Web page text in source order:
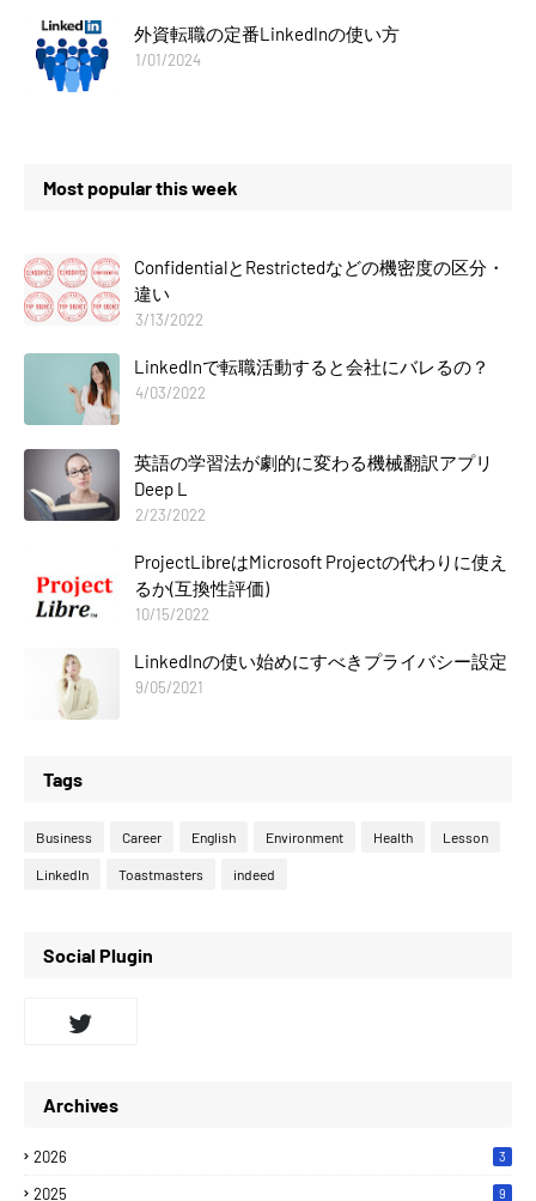
外資転職の定番LinkedInの使い方
1/01/2024
Most popular this week
ConfidentialとRestrictedなどの機密度の区分・
違い
3/13/2022
LinkedInで転職活動すると会社にバレるの？
4/03/2022
英語の学習法が劇的に変わる機械翻訳アプリ
Deep L
2/23/2022
ProjectLibreはMicrosoft Projectの代わりに使え
るか(互換性評価)
10/15/2022
LinkedInの使い始めにすべきプライバシー設定
9/05/2021
Tags
Business Career English Environment Health Lesson
LinkedIn Toastmasters indeed
Social Plugin
Archives
2026 3
2025 9